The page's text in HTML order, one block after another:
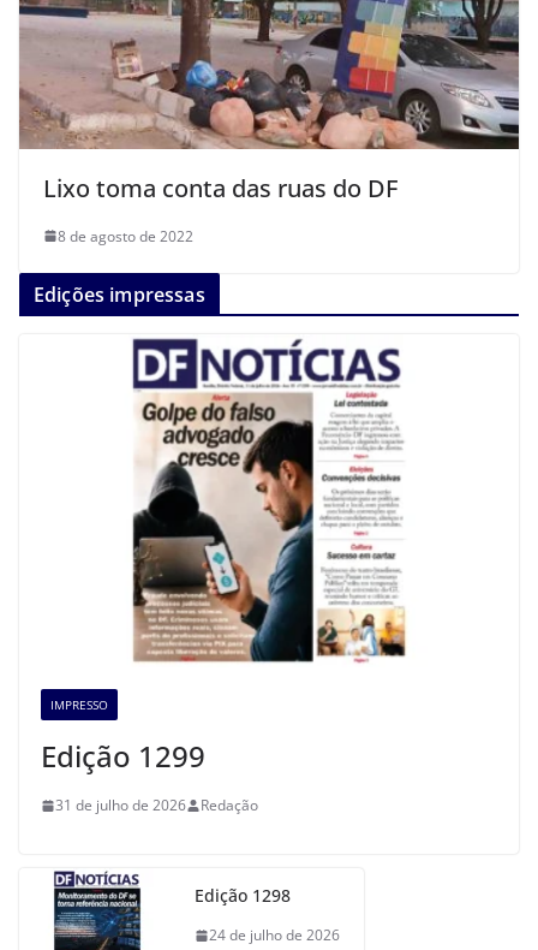
Lixo toma conta das ruas do DF
8 de agosto de 2022
Edições impressas
IMPRESSO
Edição 1299
31 de julho de 2026 Redação
Edição 1298
24 de julho de 2026